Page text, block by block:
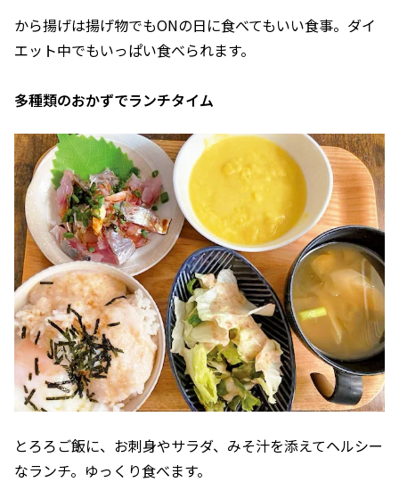
から揚げは揚げ物でもONの日に食べてもいい食事。ダイ
エット中でもいっぱい食べられます。
多種類のおかずでランチタイム
とろろご飯に、お刺身やサラダ、みそ汁を添えてヘルシー
なランチ。ゆっくり食べます。